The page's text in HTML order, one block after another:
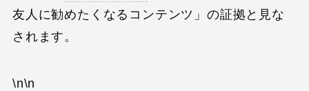
友人に勧めたくなるコンテンツ」の証拠と見な
されます。
\n\n